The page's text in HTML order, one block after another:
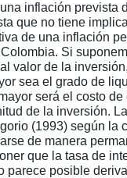
inflación prevista
que no tiene
de una inflación
Si
valor de la
sea el grado de
será el costo
de la inversión.
(1993) según la
de manera
que la tasa de
parece posible